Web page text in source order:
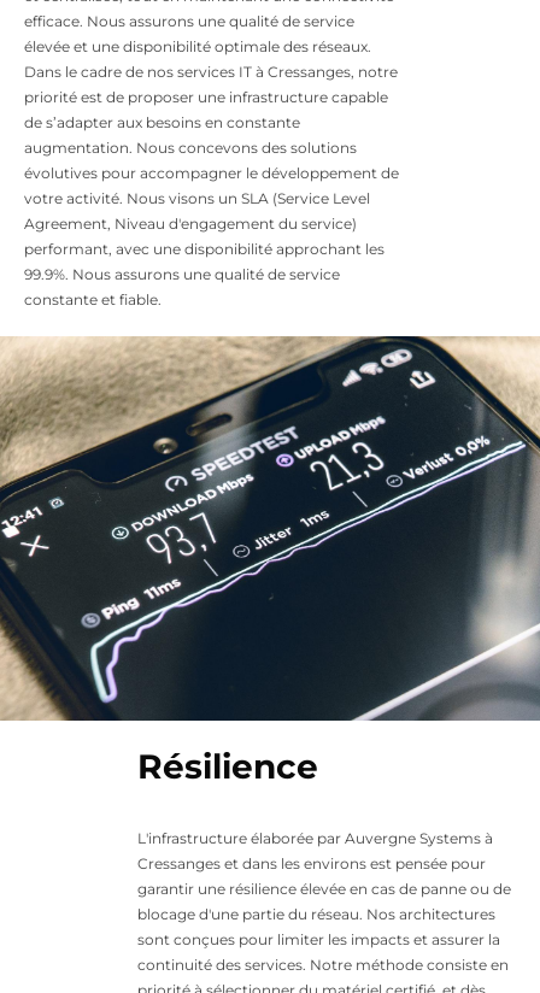
efficace. Nous assurons une qualité de service
élevée et une disponibilité optimale des réseaux.
Dans le cadre de nos services IT à Cressanges, notre
priorité est de proposer une infrastructure capable
de s’adapter aux besoins en constante
augmentation. Nous concevons des solutions
évolutives pour accompagner le développement de
votre activité. Nous visons un SLA (Service Level
Agreement, Niveau d'engagement du service)
performant, avec une disponibilité approchant les
99.9%. Nous assurons une qualité de service
constante et fiable.
Résilience
L'infrastructure élaborée par Auvergne Systems à
Cressanges et dans les environs est pensée pour
garantir une résilience élevée en cas de panne ou de
blocage d'une partie du réseau. Nos architectures
sont conçues pour limiter les impacts et assurer la
continuité des services. Notre méthode consiste en